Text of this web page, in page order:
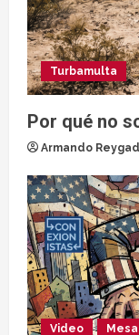
Turbamulta
Por qué no
Armando
Video